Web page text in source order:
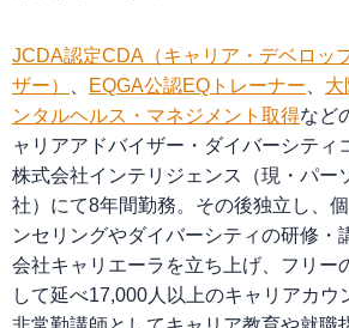
JCDA認定CDA（キャリア・デベロッ
ザー）
EQGA公認EQトレーナー
大
ンタルヘルス・マネジメント取得など
ャリアアドバイザー・ダイバーシティ
株式会社インテリジェンス（現・パー
社）にて8年間勤務。その後独立し、
ンセリングやダイバーシティの研修・
会社キャリエーラを立ち上げ、フリー
して延べ17,000人以上のキャリアカウ